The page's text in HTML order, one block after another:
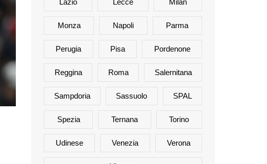
Lazio Lecce Milan
Monza Napoli Parma
Perugia Pisa Pordenone
Reggina Roma Salernitana
Sampdoria Sassuolo SPAL
Spezia Ternana Torino
Udinese Venezia Verona